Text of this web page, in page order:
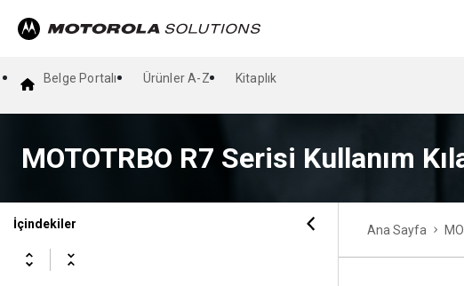
Belge Portalı Ürünler A-Z Kitaplık
MOTOTRBO R7 Serisi Kullanım
İçindekiler
Acil Durum İşlemi
Çağrı Uyarısı İşlemi
Çağrı Kuyruğu
Öncelikli Çağrı
Ana Sayfa